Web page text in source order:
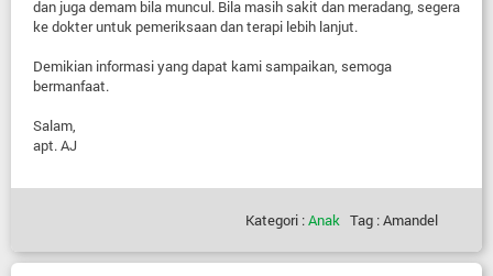
dan juga demam bila muncul. Bila masih sakit dan meradang, segera
ke dokter untuk pemeriksaan dan terapi lebih lanjut.
Demikian informasi yang dapat kami sampaikan, semoga
bermanfaat.
Salam,
apt. AJ
Kategori :Anak Tag : Amandel